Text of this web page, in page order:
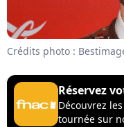
Crédits photo :
Réservez
Découvrez
tournée sur